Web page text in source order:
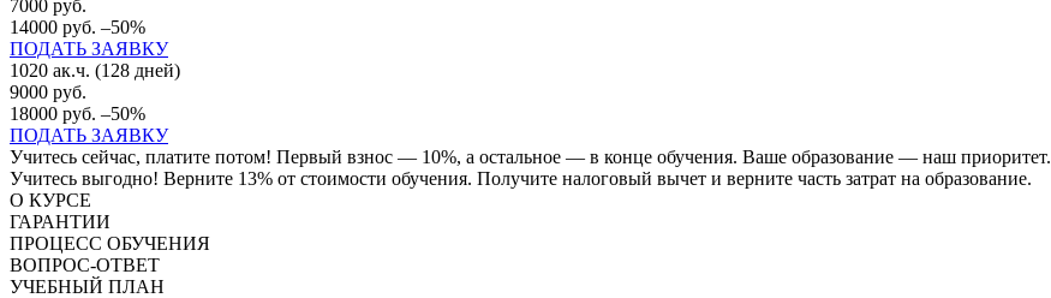
7000 руб.
14000 руб. –50%
ПОДАТЬ ЗАЯВКУ
1020 ак.ч. (128 дней)
9000 руб.
18000 руб. –50%
ПОДАТЬ ЗАЯВКУ
Учитесь сейчас, платите потом! Первый взнос — 10%, а остальное — в конце обучения. Ваше образование — наш приоритет.
Учитесь выгодно! Верните 13% от стоимости обучения. Получите налоговый вычет и верните часть затрат на образование.
О КУРСЕ
ГАРАНТИИ
ПРОЦЕСС ОБУЧЕНИЯ
ВОПРОС-ОТВЕТ
УЧЕБНЫЙ ПЛАН